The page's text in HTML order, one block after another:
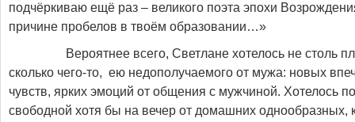
подчёркиваю ещё раз – великого поэта эпохи
причине пробелов в твоём образовании…»
Вероятнее всего, Светлане хотелось не столь
сколько чего-то, ею недополучаемого от мужа: новых
чувств, ярких эмоций от общения с мужчиной. Хотелось
свободной хотя бы на вечер от домашних однообразных,